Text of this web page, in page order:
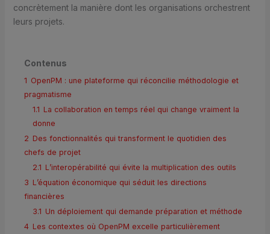
concrètement la manière dont les organisations orchestrent
leurs projets.
Contenus
1 OpenPM : une plateforme qui réconcilie méthodologie et
pragmatisme
1.1 La collaboration en temps réel qui change vraiment la
donne
2 Des fonctionnalités qui transforment le quotidien des
chefs de projet
2.1 L’interopérabilité qui évite la multiplication des outils
3 L’équation économique qui séduit les directions
financières
3.1 Un déploiement qui demande préparation et méthode
4 Les contextes où OpenPM excelle particulièrement